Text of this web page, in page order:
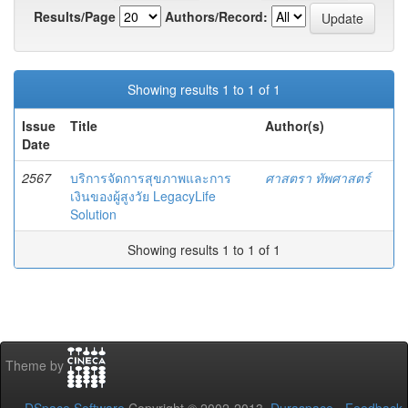
Results/Page
Authors/Record:
Showing results 1 to 1 of 1
Issue
Date
Title Author(s)
2567
บริการจัดการสุขภาพและการ
เงินของผู้สูงวัย LegacyLife
Solution
ศาสตรา ทัพศาสตร์
Showing results 1 to 1 of 1
Theme by